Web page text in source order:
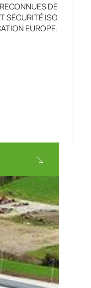
DE
SÉCURITÉ ISO
EUROPE.